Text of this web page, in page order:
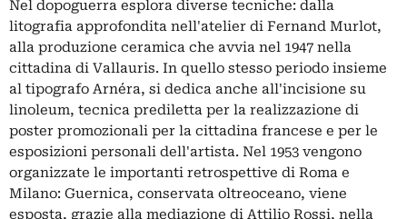
Nel dopoguerra esplora diverse tecniche: dalla
litografia approfondita nell'atelier di Fernand Murlot,
alla produzione ceramica che avvia nel 1947 nella
cittadina di Vallauris. In quello stesso periodo insieme
al tipografo Arnéra, si dedica anche all'incisione su
linoleum, tecnica prediletta per la realizzazione di
poster promozionali per la cittadina francese e per le
esposizioni personali dell'artista. Nel 1953 vengono
organizzate le importanti retrospettive di Roma e
Milano: Guernica, conservata oltreoceano, viene
esposta, grazie alla mediazione di Attilio Rossi, nella